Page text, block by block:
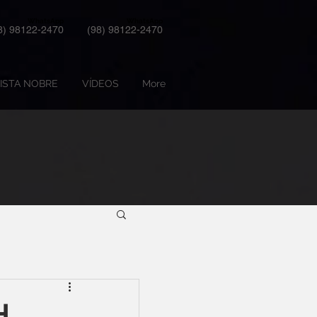
98122-2470 (98) 98122-2470
NOBRE VÍDEOS More